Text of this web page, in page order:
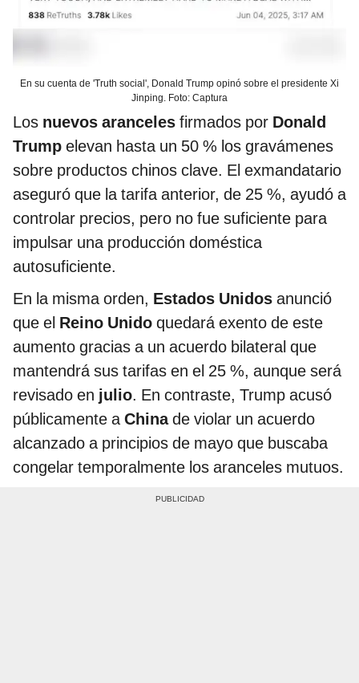
En su cuenta de 'Truth social', Donald Trump opinó sobre el presidente Xi
Jinping. Foto: Captura
Los nuevos aranceles firmados por Donald
Trump elevan hasta un 50 % los gravámenes
sobre productos chinos clave. El exmandatario
aseguró que la tarifa anterior, de 25 %, ayudó a
controlar precios, pero no fue suficiente para
impulsar una producción doméstica
autosuficiente.
En la misma orden, Estados Unidos anunció
que el Reino Unido quedará exento de este
aumento gracias a un acuerdo bilateral que
mantendrá sus tarifas en el 25 %, aunque será
revisado en julio. En contraste, Trump acusó
públicamente aChinade violar un acuerdo
alcanzado a principios de mayo que buscaba
congelar temporalmente los aranceles mutuos.